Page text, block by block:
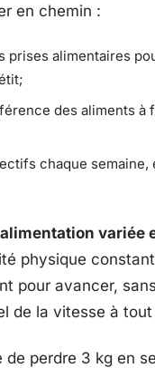
en chemin :
prises alimentaires
des aliments à
chaque semaine,
alimentation variée
physique
pour avancer,
de la vitesse à
de perdre 3 kg en